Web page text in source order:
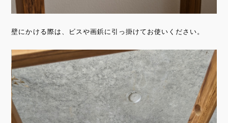
壁にかける際は、ビスや画鋲に引っ掛けてお使いください。